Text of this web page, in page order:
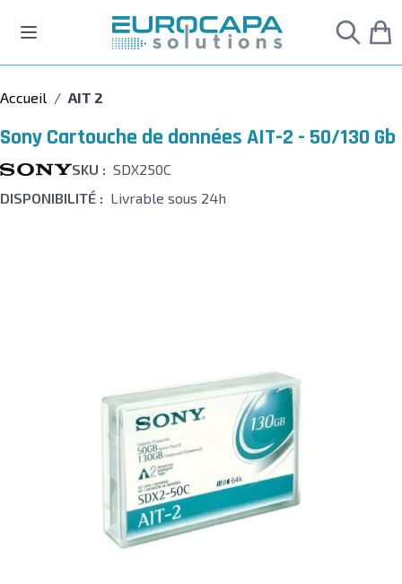
Accueil / AIT 2
Sony Cartouche de données AIT-2 - 50/130 Gb
SKU : SDX250C
DISPONIBILITÉ : Livrable sous 24h